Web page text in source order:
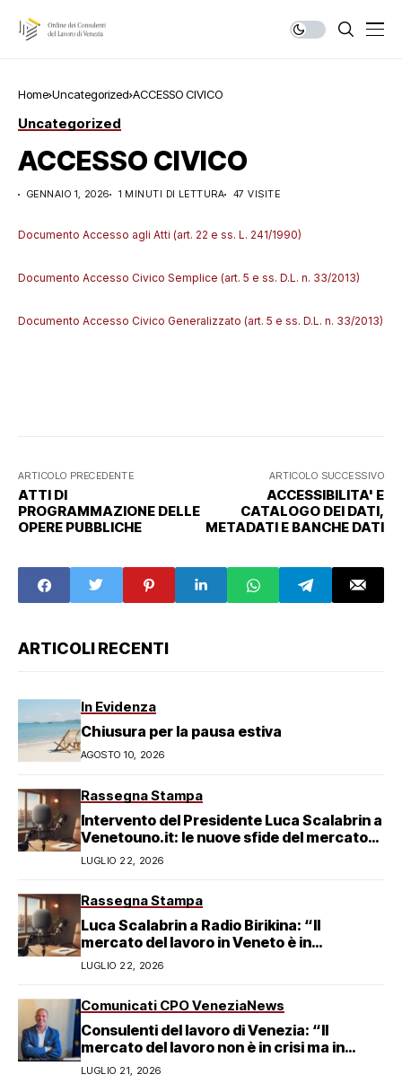
Home Uncategorized ACCESSO CIVICO
Uncategorized
ACCESSO CIVICO
GENNAIO 1, 2026 1 MINUTI DI LETTURA 47 VISITE
Documento Accesso agli Atti (art. 22 e ss. L. 241/1990)
Documento Accesso Civico Semplice (art. 5 e ss. D.L. n. 33/2013)
Documento Accesso Civico Generalizzato (art. 5 e ss. D.L. n. 33/2013)
ARTICOLO PRECEDENTE
ATTI DI
PROGRAMMAZIONE DELLE
OPERE PUBBLICHE
ARTICOLO SUCCESSIVO
ACCESSIBILITA' E
CATALOGO DEI DATI,
METADATI E BANCHE DATI
ARTICOLI RECENTI
In Evidenza
Chiusura per la pausa estiva
AGOSTO 10, 2026
Rassegna Stampa
Intervento del Presidente Luca Scalabrin a
Venetouno.it: le nuove sfide del mercato
del lavoro veneziano
LUGLIO 22, 2026
Rassegna Stampa
Luca Scalabrin a Radio Birikina: “Il
mercato del lavoro in Veneto è in
trasformazione”
LUGLIO 22, 2026
Comunicati CPO VeneziaNews
Consulenti del lavoro di Venezia: “Il
mercato del lavoro non è in crisi ma in
trasformazione, serve responsabilità
condivisa”
LUGLIO 21, 2026